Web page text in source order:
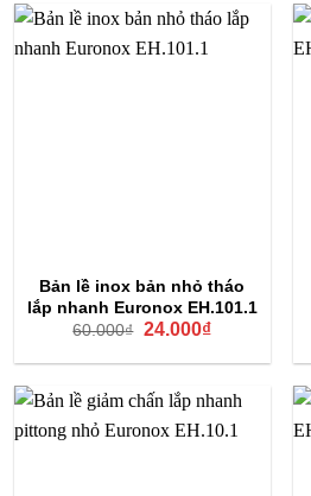
27.000₫.
Bản lề inox bản nhỏ tháo
lắp nhanh Euronox EH.101.1
60.000₫ Giá
là:
24.000₫Giá
tại
24.000₫.